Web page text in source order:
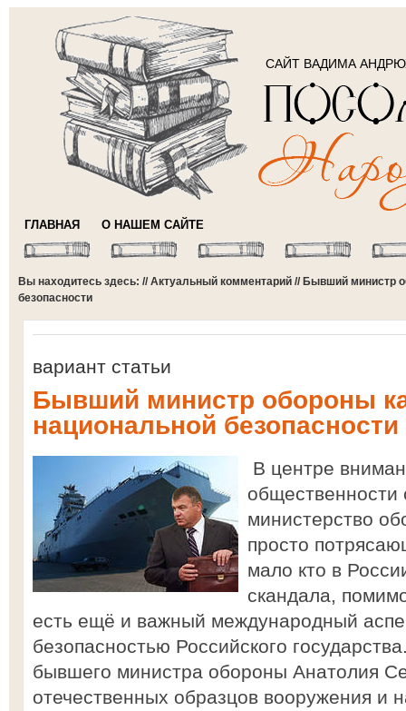
САЙТ ВАДИМА
ГЛАВНАЯ О НАШЕМ САЙТЕ
Вы находитесь здесь: //Актуальный комментарий // Бывший министр
безопасности
вариант статьи
Бывший министр обороны
национальной безопасности
В центре
общественности
министерство
просто
мало кто в
скандала,
есть ещё и важный международный
безопасностью Российского
бывшего министра обороны Анатолия
отечественных образцов вооружения и